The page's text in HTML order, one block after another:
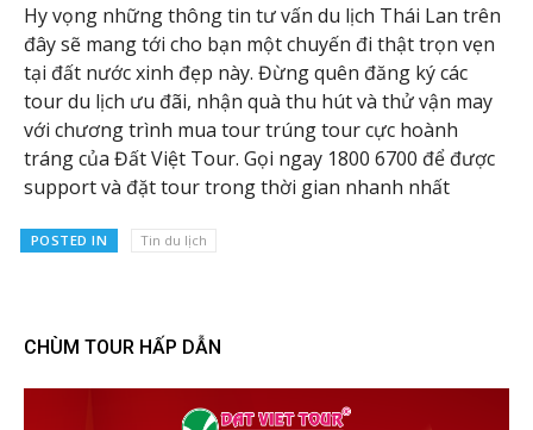
Hy vọng những thông tin tư vấn du lịch Thái Lan trên
đây sẽ mang tới cho bạn một chuyến đi thật trọn vẹn
tại đất nước xinh đẹp này. Đừng quên đăng ký các
tour du lịch ưu đãi, nhận quà thu hút và thử vận may
với chương trình mua tour trúng tour cực hoành
tráng của Đất Việt Tour. Gọi ngay 1800 6700 để được
support và đặt tour trong thời gian nhanh nhất
POSTED IN Tin du lịch
CHÙM TOUR HẤP DẪN